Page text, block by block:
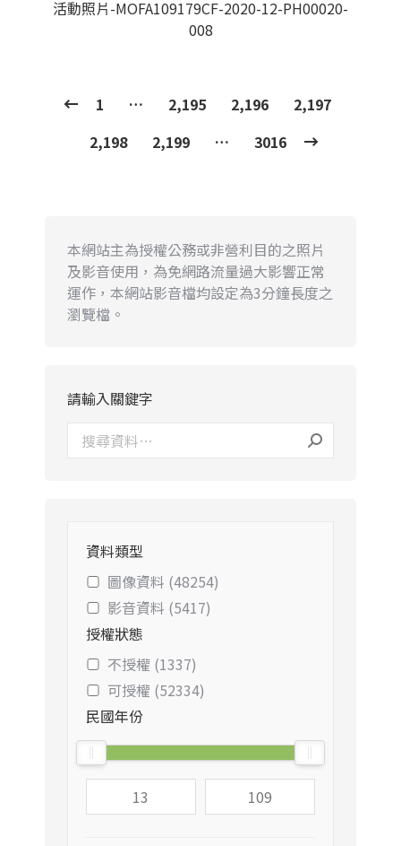
活動照片-MOFA109179CF-2020-12-PH00020-
008
1 … 2,195 2,196
2,197
2,198
2,199 … 3016
本網站主為授權公務或非營利目的之照片
及影音使用，為免網路流量過大影響正常
運作，本網站影音檔均設定為3分鐘長度之
瀏覽檔。
請輸入關鍵字
資料類型
圖像資料 (48254)
影音資料 (5417)
授權狀態
不授權 (1337)
可授權 (52334)
民國年份